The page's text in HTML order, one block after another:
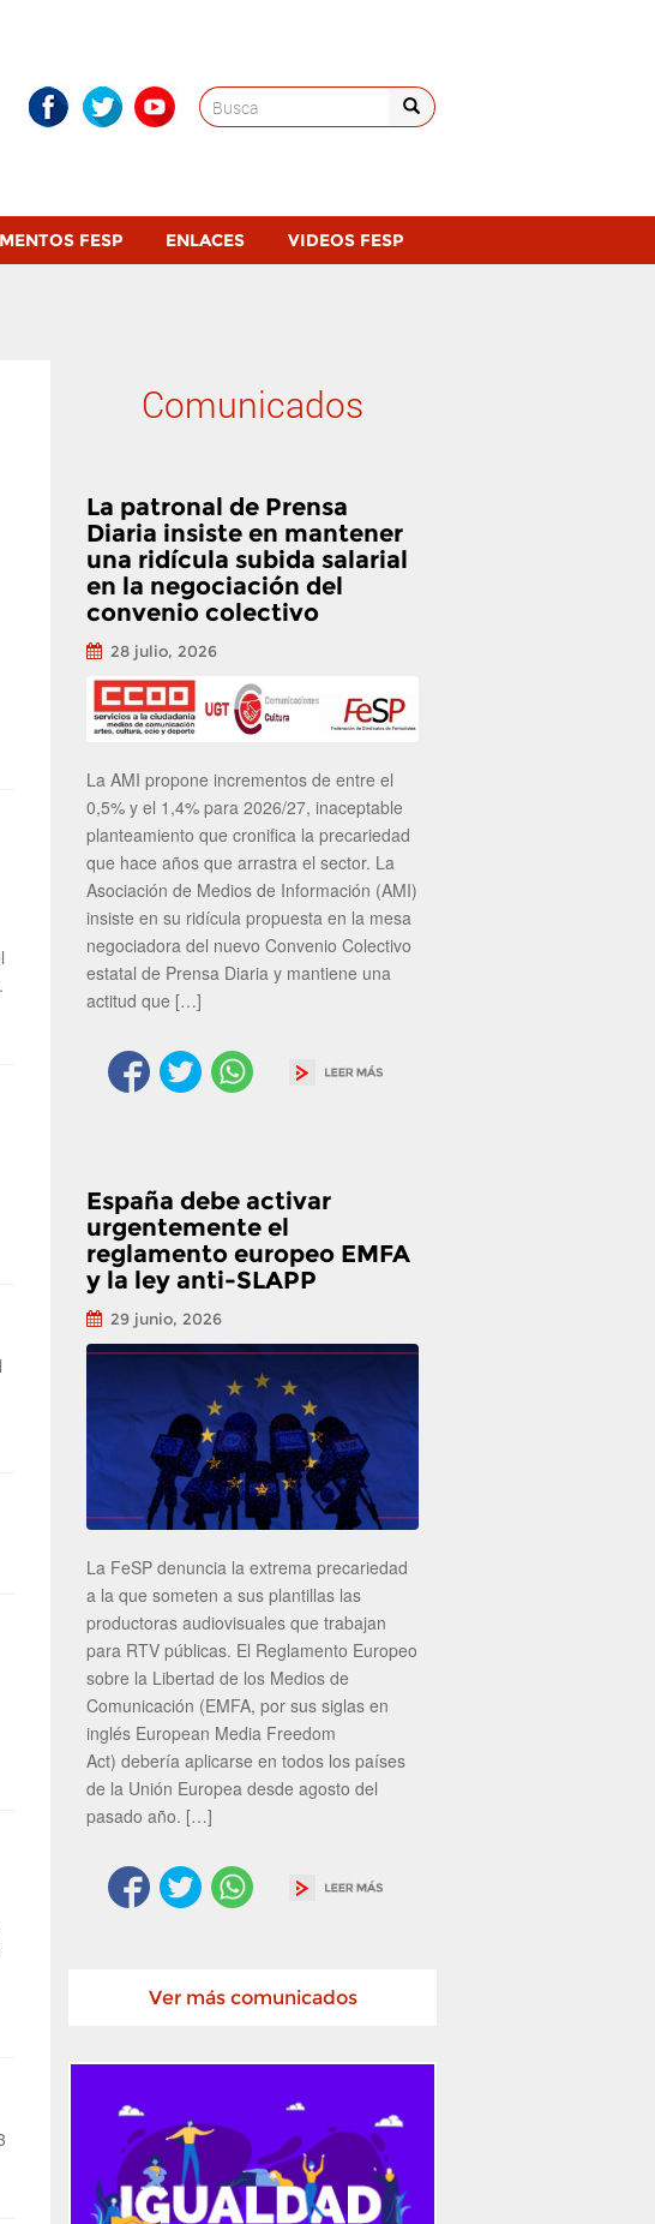
Search
for:
FESP ENLACES VIDEOS FESP
Comunicados
La patronal de Prensa
Diaria insiste en mantener
una ridícula subida salarial
en la negociación del
convenio colectivo
28 julio, 2026
La AMI propone incrementos de entre el
0,5% y el 1,4% para 2026/27, inaceptable
planteamiento que cronifica la precariedad
que hace años que arrastra el sector. La
Asociación de Medios de Información (AMI)
insiste en su ridícula propuesta en la mesa
negociadora del nuevo Convenio Colectivo
estatal de Prensa Diaria y mantiene una
actitud que […]
España debe activar
urgentemente el
reglamento europeo EMFA
y la ley anti-SLAPP
29 junio, 2026
La FeSP denuncia la extrema precariedad
a la que someten a sus plantillas las
productoras audiovisuales que trabajan
para RTV públicas. El Reglamento Europeo
sobre la Libertad de los Medios de
Comunicación (EMFA, por sus siglas en
inglés European Media Freedom
Act) debería aplicarse en todos los países
de la Unión Europea desde agosto del
pasado año. […]
Ver más comunicados